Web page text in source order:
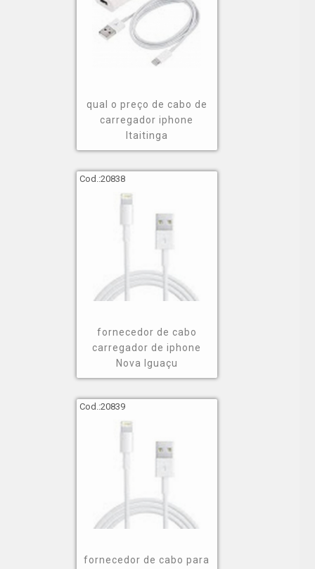
qual o preço de cabo de
carregador iphone
Itaitinga
Cod.:20838
fornecedor de cabo
carregador de iphone
Nova Iguaçu
Cod.:20839
fornecedor de cabo para